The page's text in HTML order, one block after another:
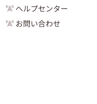
ヘルプセンター
お問い合わせ